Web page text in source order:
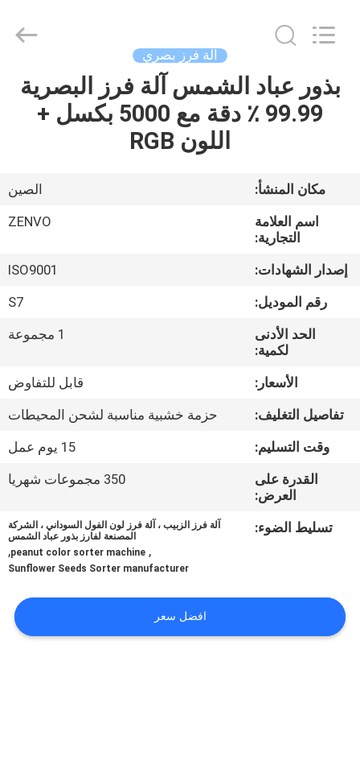
منزل،
معلومات
جولة
مراقبة
الجودة
اتصل
اطلب
اقتباس
آلة فرز بصري
بذور عباد الشمس آلة فرز البصرية
99.99 ٪ دقة مع 5000 بكسل +
اللون RGB
مكان المنشأ:
الصين
اسم العلامة
التجارية:
ZENVO
إصدار الشهادات:
ISO9001
رقم الموديل:
S7
الحد الأدنى
لكمية:
1 مجموعة
الأسعار:
قابل للتفاوض
تفاصيل التغليف:
حزمة خشبية مناسبة لشحن المحيطات
وقت التسليم:
15 يوم عمل
القدرة على
العرض:
350 مجموعات شهريا
تسليط الضوء:
آلة فرز الزبيب ، آلة فرز لون الفول السوداني ، الشركة
المصنعة لفارز بذور عباد الشمس
,
peanut color sorter machine
,
Sunflower Seeds Sorter manufacturer
افضل سعر